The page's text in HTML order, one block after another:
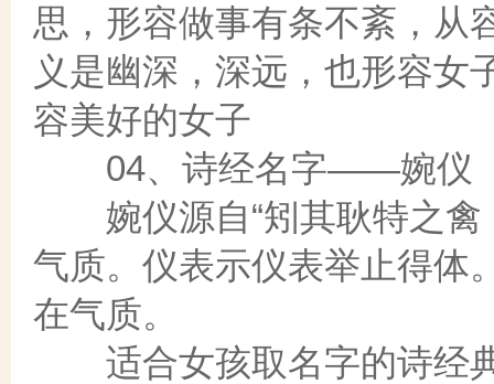
思，形容做事有条不紊，从
义是幽深，深远，也形容女
容美好的女子
04、诗经名字——婉仪
婉仪源自“矧其耿特之禽
气质。仪表示仪表举止得体
在气质。
适合女孩取名字的诗经